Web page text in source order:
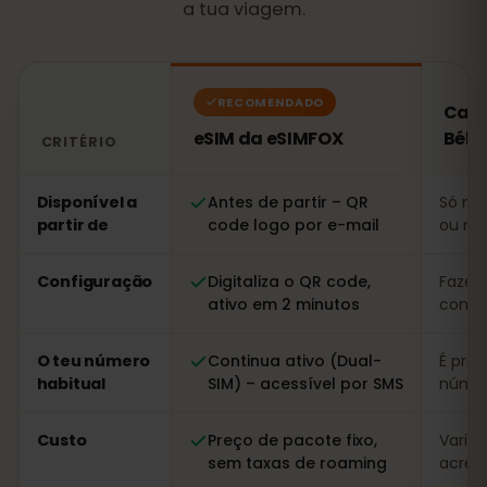
a tua viagem.
CRITÉRIO
RECOMENDADO
eSIM da eSIMFOX
Disponível a
partir de
Antes de partir – QR
code logo por e-mail
Só
ou
Configuração
Digitaliza o QR code,
ativo em 2 minutos
com
O teu número
habitual
Continua ativo (Dual-
SIM) – acessível por SMS
É
Custo
Preço de pacote fixo,
sem taxas de roaming